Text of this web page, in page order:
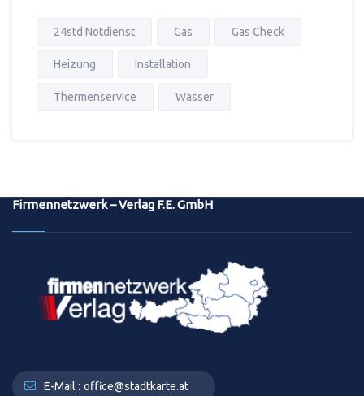
24std Notdienst Gas Gas Check
Heizung Installation
Thermenservice Wasser
Firmennetzwerk – Verlag F.E. GmbH
E-Mail : office@stadtkarte.at